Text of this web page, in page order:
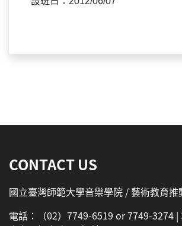
國立臺灣師範大學音樂學院 / 藝術教育推